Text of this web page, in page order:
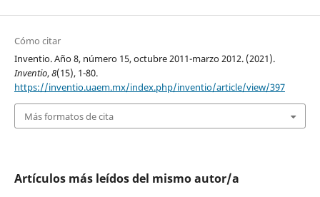
Cómo citar
Inventio. Año 8, número 15, octubre 2011-marzo 2012. (2021).
Inventio,8(15), 1-80.
https://inventio.uaem.mx/index.php/inventio/article/view/397
Más formatos de cita
Artículos más leídos del mismo autor/a